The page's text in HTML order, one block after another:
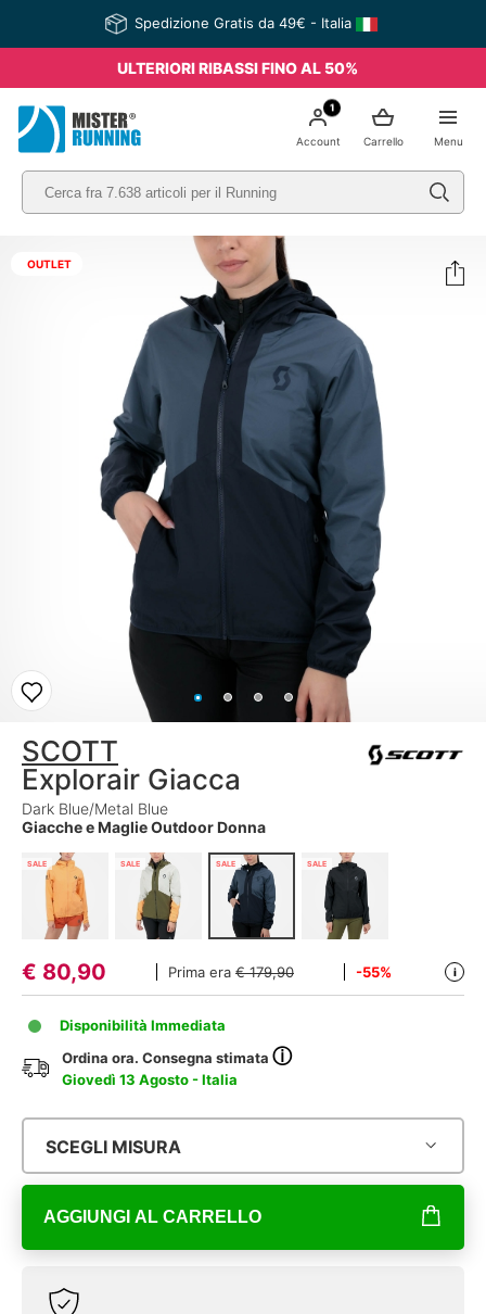
Spedizione Gratis da 49€ - Italia
ULTERIORI RIBASSI FINO AL 50%
Menu
Carrello
1
Account
OUTLET
SCOTT
Explorair Giacca
Dark Blue/Metal Blue
Giacche e Maglie Outdoor Donna
SALE SALE SALE SALE
€ 80,90 Prima era € 179,90 -55% i
Disponibilità Immediata
Ordina ora. Consegna stimataⓘ
Giovedì 13 Agosto - Italia
SCEGLI MISURA
AGGIUNGI AL CARRELLO